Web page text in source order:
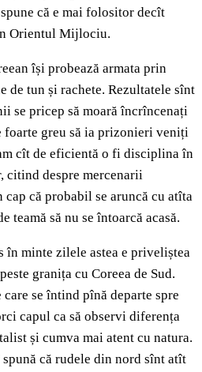
că e mai folositor decît
Orientul Mijlociu.
își probează armata prin
de tun și rachete. Rezultatele sînt
se pricep să moară încrîncenați
foarte greu să ia prizonieri veniți
cît de eficientă o fi disciplina în
citind despre mercenarii
că probabil se aruncă cu atîta
teamă să nu se întoarcă acasă.
în minte zilele astea e priveliștea
granița cu Coreea de Sud.
se întind pînă departe spre
capul ca să observi diferența
și cumva mai atent cu natura.
că rudele din nord sînt atît